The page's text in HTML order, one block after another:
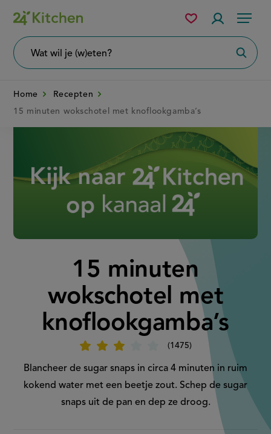
Overslaan
en
naar
Menu
wil
Mijn
bewaarde
Home
Recepten
15 minuten wokschotel met knoflookgamba’s
15 minuten
wokschotel met
knoflookgamba’s
1475
Beoordeel
'15
minuten
wokschotel
met
knoflookgamba’s'
Blancheer de sugar snaps in circa 4 minuten in ruim
kokend water met een beetje zout. Schep de sugar
snaps uit de pan en dep ze droog.